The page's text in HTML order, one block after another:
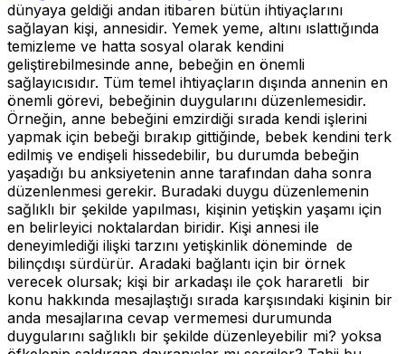
dünyaya geldiği andan itibaren bütün ihtiyaçlarını
sağlayan kişi, annesidir. Yemek yeme, altını ıslattığında
temizleme ve hatta sosyal olarak kendini
geliştirebilmesinde anne, bebeğin en önemli
sağlayıcısıdır. Tüm temel ihtiyaçların dışında annenin en
önemli görevi, bebeğinin duygularını düzenlemesidir.
Örneğin, anne bebeğini emzirdiği sırada kendi işlerini
yapmak için bebeği bırakıp gittiğinde, bebek kendini terk
edilmiş ve endişeli hissedebilir, bu durumda bebeğin
yaşadığı bu anksiyetenin anne tarafından daha sonra
düzenlenmesi gerekir. Buradaki duygu düzenlemenin
sağlıklı bir şekilde yapılması, kişinin yetişkin yaşamı için
en belirleyici noktalardan biridir. Kişi annesi ile
deneyimlediği ilişki tarzını yetişkinlik döneminde de
bilinçdışı sürdürür. Aradaki bağlantı için bir örnek
verecek olursak; kişi bir arkadaşı ile çok hararetli bir
konu hakkında mesajlaştığı sırada karşısındaki kişinin bir
anda mesajlarına cevap vermemesi durumunda
duygularını sağlıklı bir şekilde düzenleyebilir mi? yoksa